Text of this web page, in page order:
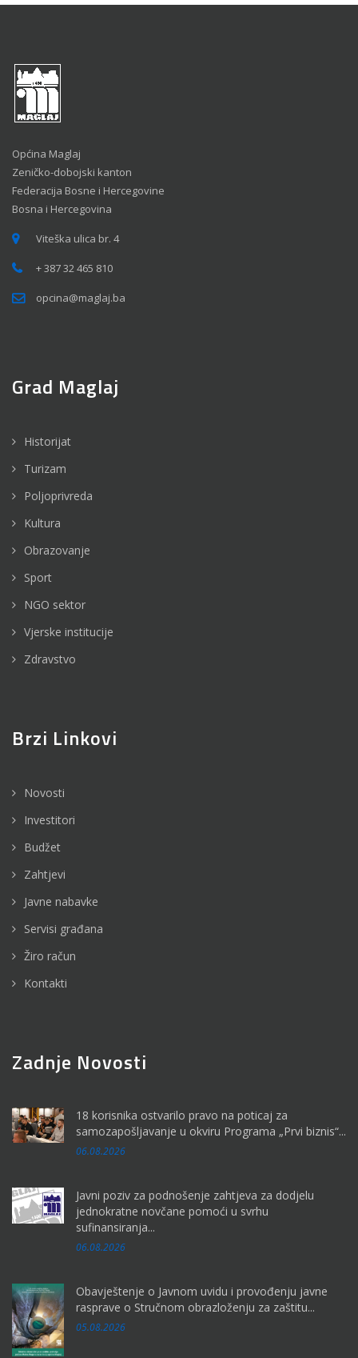
Općina Maglaj
Zeničko-dobojski kanton
Federacija Bosne i Hercegovine
Bosna i Hercegovina
Viteška ulica br. 4
+ 387 32 465 810
opcina@maglaj.ba
Grad Maglaj
Historijat
Turizam
Poljoprivreda
Kultura
Obrazovanje
Sport
NGO sektor
Vjerske institucije
Zdravstvo
Brzi Linkovi
Novosti
Investitori
Budžet
Zahtjevi
Javne nabavke
Servisi građana
Žiro račun
Kontakti
Zadnje Novosti
18 korisnika ostvarilo pravo na poticaj za
samozapošljavanje u okviru Programa „Prvi biznis“...
06.08.2026
Javni poziv za podnošenje zahtjeva za dodjelu
jednokratne novčane pomoći u svrhu
sufinansiranja...
06.08.2026
Obavještenje o Javnom uvidu i provođenju javne
rasprave o Stručnom obrazloženju za zaštitu...
05.08.2026